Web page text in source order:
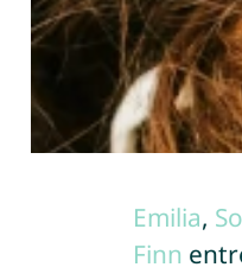
Emilia,
Finn